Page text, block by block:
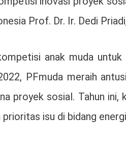
Prof. Dr. Ir. Dedi
anak muda
PFmuda meraih
proyek sosial. Tahun
isu di bidang